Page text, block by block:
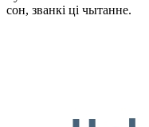
сон, званкі ці чытанне.